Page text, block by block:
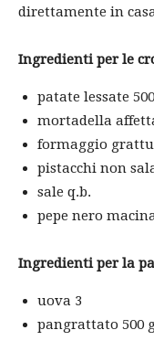
direttamente in
Ingredienti per le
patate lessate
mortadella
formaggio
pistacchi non
sale q.b.
pepe nero
Ingredienti per la
uova 3
pangrattato 500